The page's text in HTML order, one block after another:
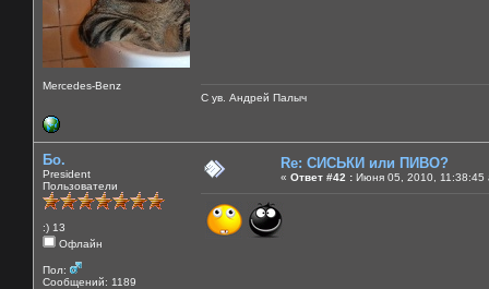
Mercedes-Benz
С ув. Андрей Палыч
Бо.
President
Пользователи
:) 13
Офлайн
Пол:
Сообщений: 1189
Re: СИСЬКИ или ПИВО?
« Ответ #42 : Июня 05, 2010, 11:38:45